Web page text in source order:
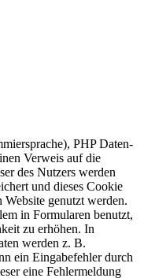
PHP Daten-
Verweis auf die
des Nutzers werden
und dieses Cookie
genutzt werden.
in Formularen benutzt,
zu erhöhen. In
werden z. B.
ein Eingabefehler durch
eine Fehlermeldung